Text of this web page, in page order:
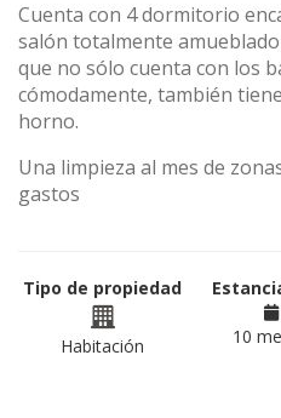
Cuenta con 4 dormitorio
salón totalmente
que no sólo cuenta con los
cómodamente, también
horno.
Una limpieza al mes de
gastos
Tipo de propiedad
Habitación 10